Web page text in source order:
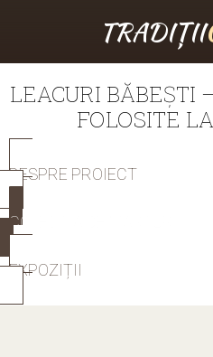
TRADIȚII
LEACURI BĂBEȘTI
FOLOSITE
DESPRE PROIECT
COLECȚIA DE MĂRTURII
EXPOZIȚII